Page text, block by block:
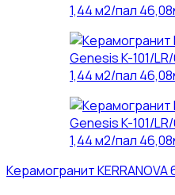
Керамогранит KERRANOVA